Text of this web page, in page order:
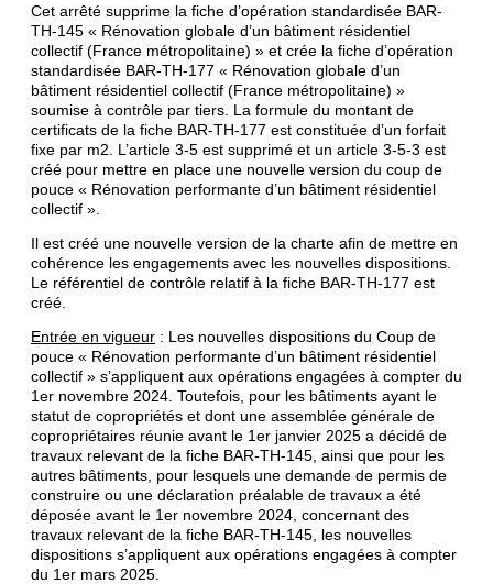
Cet arrêté supprime la fiche d’opération standardisée BAR-
TH-145 « Rénovation globale d’un bâtiment résidentiel
collectif (France métropolitaine) » et crée la fiche d’opération
standardisée BAR-TH-177 « Rénovation globale d’un
bâtiment résidentiel collectif (France métropolitaine) »
soumise à contrôle par tiers. La formule du montant de
certificats de la fiche BAR-TH-177 est constituée d’un forfait
fixe par m2. L’article 3-5 est supprimé et un article 3-5-3 est
créé pour mettre en place une nouvelle version du coup de
pouce « Rénovation performante d’un bâtiment résidentiel
collectif ».
Il est créé une nouvelle version de la charte afin de mettre en
cohérence les engagements avec les nouvelles dispositions.
Le référentiel de contrôle relatif à la fiche BAR-TH-177 est
créé.
Entrée en vigueur : Les nouvelles dispositions du Coup de
pouce « Rénovation performante d’un bâtiment résidentiel
collectif » s’appliquent aux opérations engagées à compter du
1er novembre 2024. Toutefois, pour les bâtiments ayant le
statut de copropriétés et dont une assemblée générale de
copropriétaires réunie avant le 1er janvier 2025 a décidé de
travaux relevant de la fiche BAR-TH-145, ainsi que pour les
autres bâtiments, pour lesquels une demande de permis de
construire ou une déclaration préalable de travaux a été
déposée avant le 1er novembre 2024, concernant des
travaux relevant de la fiche BAR-TH-145, les nouvelles
dispositions s’appliquent aux opérations engagées à compter
du 1er mars 2025.